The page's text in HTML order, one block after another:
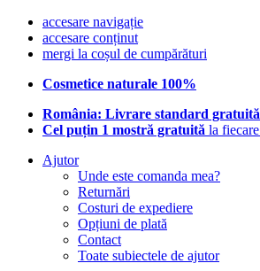
accesare navigație
accesare conținut
mergi la coșul de cumpărături
Cosmetice naturale 100%
România: Livrare standard gratuită
Cel puțin 1 mostră gratuită la
Ajutor
Unde este comanda mea?
Returnări
Costuri de expediere
Opțiuni de plată
Contact
Toate subiectele de ajutor